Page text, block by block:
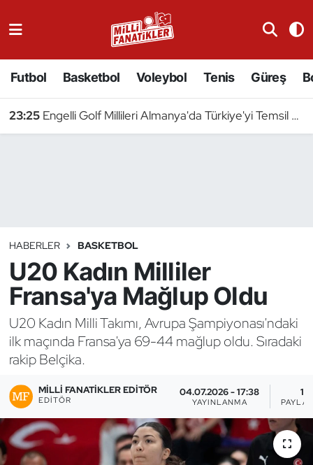
Futbol Basketbol Voleybol Tenis Güreş
23:25 Engelli Golf Millileri Almanya'da Türkiye'yi Temsil Edecek
HABERLER BASKETBOL
U20 Kadın Milliler
Fransa'ya Mağlup Oldu
U20 Kadın Milli Takımı, Avrupa Şampiyonası'ndaki
ilk maçında Fransa'ya 69-44 mağlup oldu. Sıradaki
rakip Belçika.
MILLI FANATIKLER EDITÖR
EDITÖR
04.07.2026 - 17:38
YAYINLANMA
1
Badminton
Binicilik
Bisiklet
Bocce Bowling Dart
Buz Hokeyi